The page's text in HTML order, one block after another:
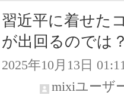
習近平に着せた
が出回るのでは？
2025年10月13日
mixiユーザ